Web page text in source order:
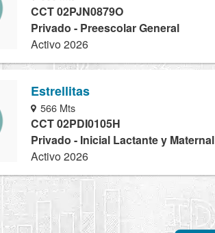
CCT 02PJN0879O
Privado - Preescolar General
Activo 2026
Estrellitas
566 Mts
CCT 02PDI0105H
Privado - Inicial Lactante y Maternal
Activo 2026